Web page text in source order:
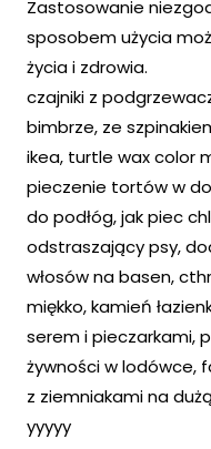
Zastosowanie
sposobem użycia
życia i zdrowia.
czajniki z
bimbrze, ze
ikea, turtle wax color
pieczenie tortów w
do podłóg, jak piec
odstraszający psy,
włosów na basen,
miękko, kamień
serem i pieczarkami,
żywności w lodówce,
z ziemniakami na
yyyyy